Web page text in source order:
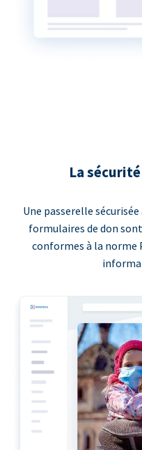
La
Une passerelle
formulaires de don
conformes à la norme